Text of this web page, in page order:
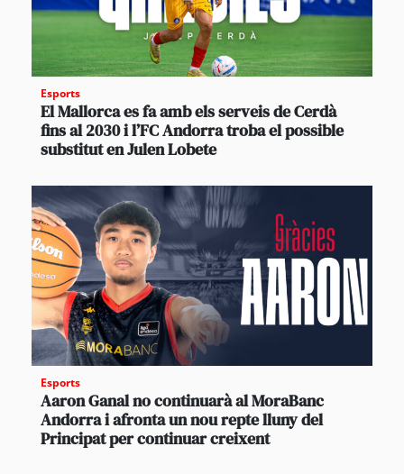
Esports
El Mallorca es fa amb els serveis de Cerdà
fins al 2030 i l’FC Andorra troba el possible
substitut en Julen Lobete
Esports
Aaron Ganal no continuarà al MoraBanc
Andorra i afronta un nou repte lluny del
Principat per continuar creixent